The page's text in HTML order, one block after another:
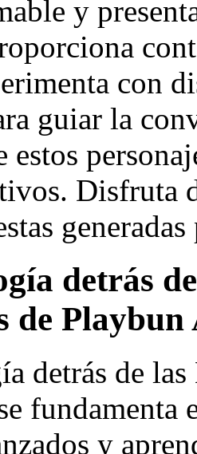
y
con
guiar la
estos
Disfruta
detrás
de Playbun
detrás de
fundamenta
y